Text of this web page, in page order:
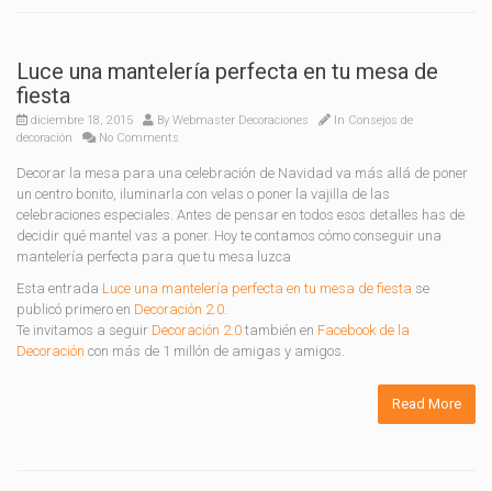
Luce una mantelería perfecta en tu mesa de
fiesta
diciembre 18, 2015 By Webmaster Decoraciones In Consejos de
decoración
No Comments
Decorar la mesa para una celebración de Navidad va más allá de poner
un centro bonito, iluminarla con velas o poner la vajilla de las
celebraciones especiales. Antes de pensar en todos esos detalles has de
decidir qué mantel vas a poner. Hoy te contamos cómo conseguir una
mantelería perfecta para que tu mesa luzca
Esta entrada Luce una mantelería perfecta en tu mesa de fiesta se
publicó primero en Decoración 2.0.
Te invitamos a seguir Decoración 2.0 también en Facebook de la
Decoración con más de 1 millón de amigas y amigos.
Read More